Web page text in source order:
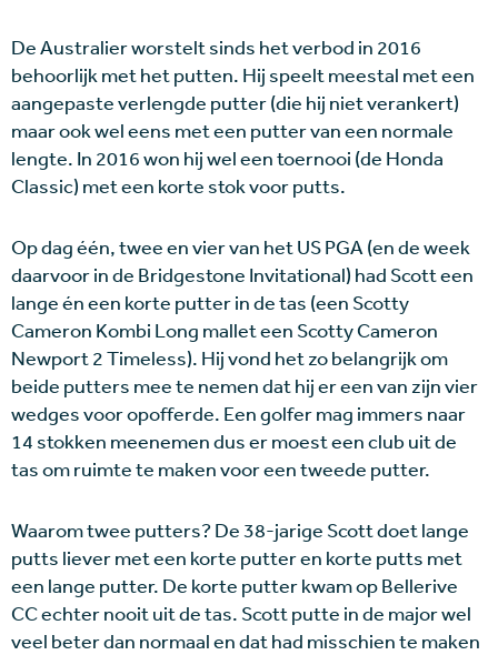
De Australier worstelt sinds het verbod in 2016
behoorlijk met het putten. Hij speelt meestal met een
aangepaste verlengde putter (die hij niet verankert)
maar ook wel eens met een putter van een normale
lengte. In 2016 won hij wel een toernooi (de Honda
Classic) met een korte stok voor putts.
Op dag één, twee en vier van het US PGA (en de week
daarvoor in de Bridgestone Invitational) had Scott een
lange én een korte putter in de tas (een Scotty
Cameron Kombi Long mallet een Scotty Cameron
Newport 2 Timeless). Hij vond het zo belangrijk om
beide putters mee te nemen dat hij er een van zijn vier
wedges voor opofferde. Een golfer mag immers naar
14 stokken meenemen dus er moest een club uit de
tas om ruimte te maken voor een tweede putter.
Waarom twee putters? De 38-jarige Scott doet lange
putts liever met een korte putter en korte putts met
een lange putter. De korte putter kwam op Bellerive
CC echter nooit uit de tas. Scott putte in de major wel
veel beter dan normaal en dat had misschien te maken